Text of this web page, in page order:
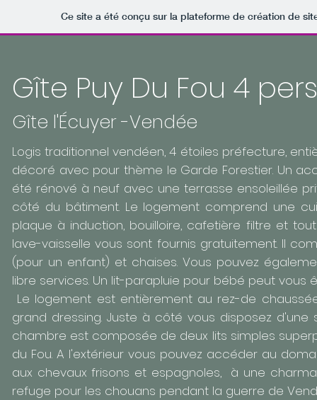
Ce site a été conçu sur la plateforme de création de
Gîte Puy Du Fou 4
Gîte l'Écuyer -Vendée
Logis traditionnel vendéen, 4 étoiles préfecture,
décoré avec pour thème le Garde Forestier. Un
été rénové à neuf avec une terrasse ensoleillée
côté du bâtiment. Le logement comprend une
plaque à induction, bouilloire, cafetière filtre et
lave-vaisselle vous sont fournis gratuitement. ll
(pour un enfant) et chaises. Vous pouvez
libre services. Un lit-parapluie pour bébé peut
Le logement est entièrement au rez-de
grand dressing. Juste à côté vous disposez
chambre est composée de deux lits simples
du Fou. A l'extérieur vous pouvez accéder au
aux chevaux frisons et espagnoles, à une
refuge pour les chouans pendant la guerre de